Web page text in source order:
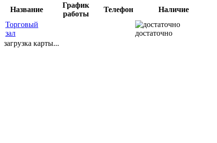
Название
График
работы
Телефон
Наличие
Торговый
зал
достаточно
загрузка карты...